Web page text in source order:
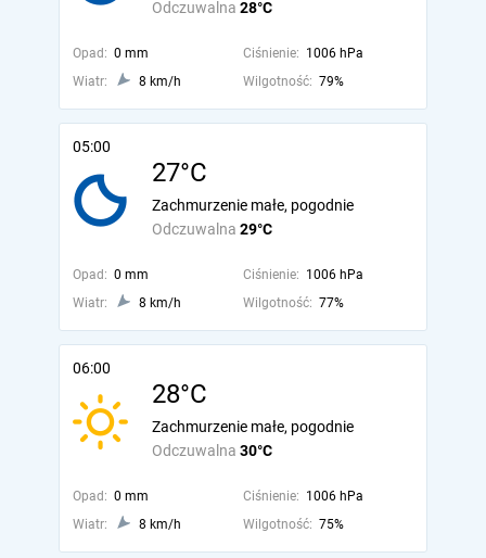
Odczuwalna 28°C
Opad: 0 mm Ciśnienie: 1006 hPa
Wiatr:
8 km/h Wilgotność: 79%
05:00
27°C
Odczuwalna 29°C
Zachmurzenie małe, pogodnie
Opad: 0 mm Ciśnienie: 1006 hPa
Wiatr:
8 km/h Wilgotność: 77%
06:00
28°C
Odczuwalna 30°C
Zachmurzenie małe, pogodnie
Opad: 0 mm Ciśnienie: 1006 hPa
Wiatr:
8 km/h Wilgotność: 75%